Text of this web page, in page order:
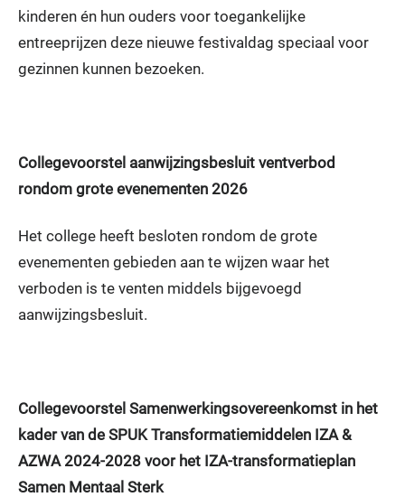
kinderen én hun ouders voor toegankelijke
entreeprijzen deze nieuwe festivaldag speciaal voor
gezinnen kunnen bezoeken.
Collegevoorstel aanwijzingsbesluit ventverbod
rondom grote evenementen 2026
Het college heeft besloten rondom de grote
evenementen gebieden aan te wijzen waar het
verboden is te venten middels bijgevoegd
aanwijzingsbesluit.
Collegevoorstel Samenwerkingsovereenkomst in het
kader van de SPUK Transformatiemiddelen IZA &
AZWA 2024-2028 voor het IZA-transformatieplan
Samen Mentaal Sterk